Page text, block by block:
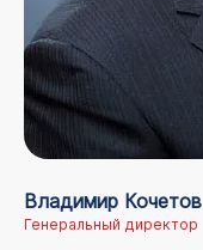
Владимир Кочетов
Генеральный директор